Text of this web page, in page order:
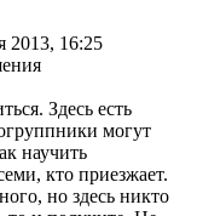
2013, 16:25
Здесь есть
могут
научить
кто приезжает.
но здесь никто